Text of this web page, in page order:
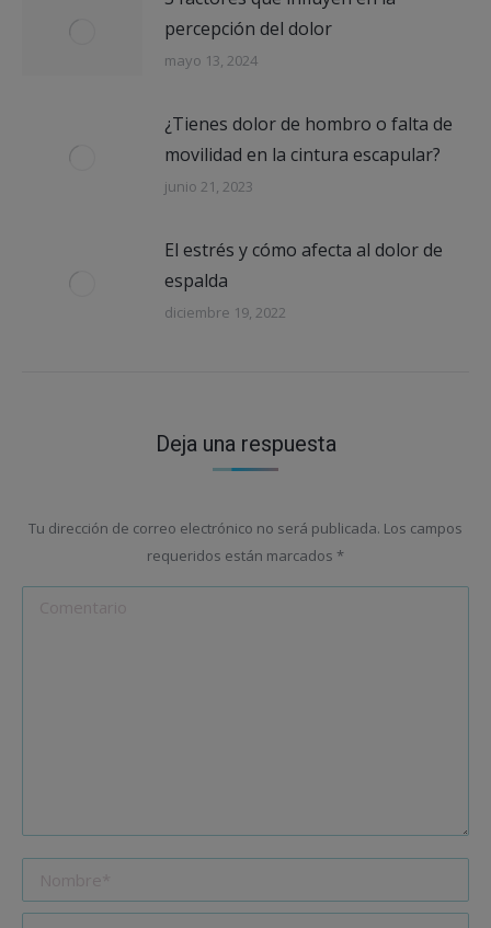
percepción del dolor
mayo 13, 2024
¿Tienes dolor de hombro o falta de
movilidad en la cintura escapular?
junio 21, 2023
El estrés y cómo afecta al dolor de
espalda
diciembre 19, 2022
Deja una respuesta
Tu dirección de correo electrónico no será publicada. Los campos
requeridos están marcados *